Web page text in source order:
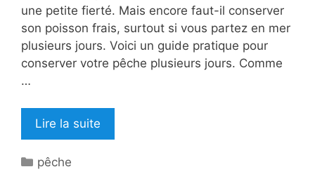
une petite fierté. Mais encore faut-il conserver
son poisson frais, surtout si vous partez en mer
plusieurs jours. Voici un guide pratique pour
conserver votre pêche plusieurs jours. Comme
…
Lire la suite
Catégories
pêche